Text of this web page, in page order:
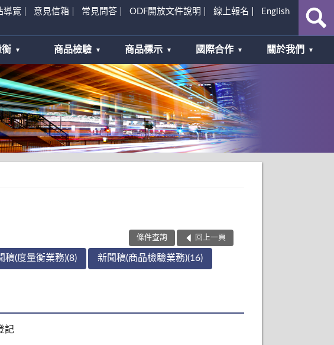
導覽 意見信箱 常見問答 ODF開放文件說明 線上報名 English
衡 商品檢驗 商品標示 國際合作 關於我們
條件查詢 回上一頁
稿(度量衡業務)(8) 新聞稿(商品檢驗業務)(16)
記